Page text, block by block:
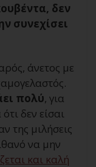
δεν
συνεχίσει
άνετος με
πολύ, για
δεν είσαι
της μιλήσεις
να μην
και καλή